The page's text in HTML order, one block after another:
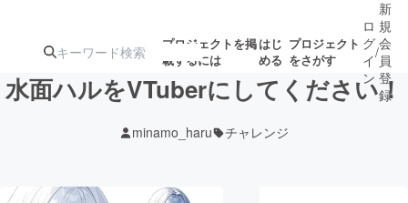
プロジェクトを掲
載するには
はじ
める
プロジェクト
をさがす
ロ
グ
イ
ン
/
新
規
会
員
登
録
水面ハルをVTuberにしてください！
minamo_haru チャレンジ